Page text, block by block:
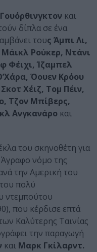
και
δίπλα σε ένα
τους Άμπι Λι,
Ρούκερ, Ντάνι
Φέιχι, Ίζαμπελ
Όουεν Κρόου
Χέιζ, Τομ Πέιν,
Τζον Μπίβερς,
Ανγκανάρο και
του σκηνοθέτη για
νόμο της
την Αμερική του
πολύ
ντεμπούτου
που κέρδισε επτά
Καλύτερης Ταινίας
την παραγωγή
και Μαρκ Γκίλαρντ.